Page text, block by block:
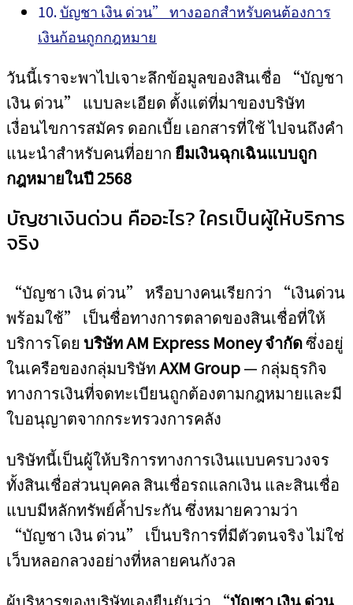
บัญชา เงิน ด่วน” ทางออกสำหรับคนต้องการ
เงินก้อนถูกกฎหมาย
วันนี้เราจะพาไปเจาะลึกข้อมูลของสินเชื่อ “บัญชา
เงิน ด่วน” แบบละเอียด ตั้งแต่ที่มาของบริษัท
เงื่อนไขการสมัคร ดอกเบี้ย เอกสารที่ใช้ ไปจนถึงคำ
แนะนำสำหรับคนที่อยาก ยืมเงินฉุกเฉินแบบถูก
กฎหมายในปี 2568
บัญชาเงินด่วน คืออะไร? ใครเป็นผู้ให้บริการ
จริง
“บัญชา เงิน ด่วน” หรือบางคนเรียกว่า “เงินด่วน
พร้อมใช้” เป็นชื่อทางการตลาดของสินเชื่อที่ให้
บริการโดย บริษัท AM Express Money จำกัดซึ่งอยู่
ในเครือของกลุ่มบริษัทAXM Group— กลุ่มธุรกิจ
ทางการเงินที่จดทะเบียนถูกต้องตามกฎหมายและมี
ใบอนุญาตจากกระทรวงการคลัง
บริษัทนี้เป็นผู้ให้บริการทางการเงินแบบครบวงจร
ทั้งสินเชื่อส่วนบุคคล สินเชื่อรถแลกเงิน และสินเชื่อ
แบบมีหลักทรัพย์ค้ำประกัน ซึ่งหมายความว่า
“บัญชา เงิน ด่วน” เป็นบริการที่มีตัวตนจริง ไม่ใช่
เว็บหลอกลวงอย่างที่หลายคนกังวล